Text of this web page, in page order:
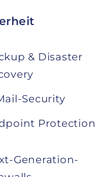
& Disaster
Security
Protection
Generation-